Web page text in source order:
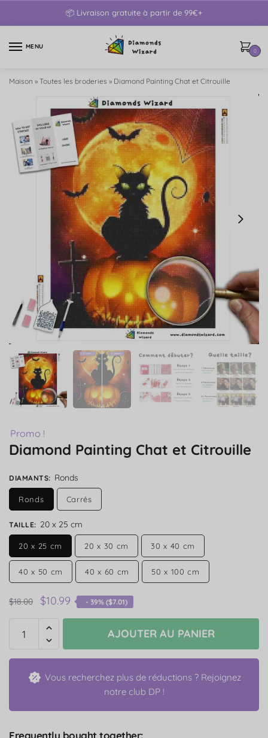
📦 Livraison gratuite à partir de 99€+
MENU
0
Maison » Toutes les broderies » Diamond Painting Chat et Citrouille
Promo !
Diamond Painting Chat et Citrouille
DIAMANTS: Ronds
Ronds Carrés
TAILLE: 20 x 25 cm
20 x 25 cm 20 x 30 cm 30 x 40 cm
40 x 50 cm 40 x 60 cm 50 x 100 cm
$18.00 $10.99 - 39% ($7.01)
AJOUTER AU PANIER
Vous recherchez plus de réductions ? Rejoignez
notre club DP !